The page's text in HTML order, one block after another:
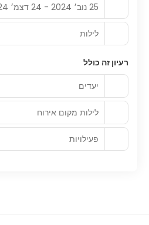
25 נוב׳ 2024 - 24 דצמ׳ 2024
לילות
רעיון זה כולל
יעדים
לילות מקום אירוח
פעילויות